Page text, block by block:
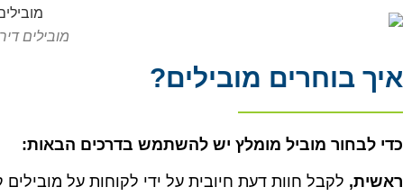
מובילים
איך בוחרים מובילים?
כדי לבחור מוביל מומלץ יש להשתמש בדרכים הבאות:
ראשית, לקבל חוות דעת חיובית על ידי לקוחות על